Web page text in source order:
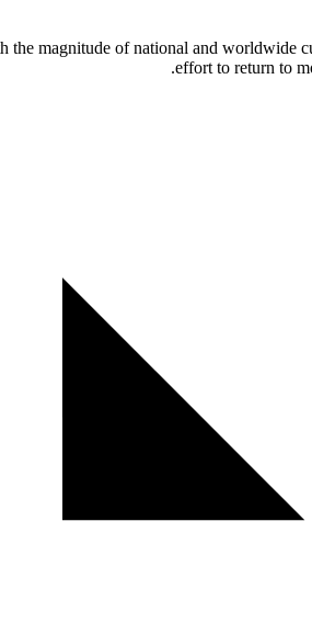
magnitude of national and worldwide
effort to return to